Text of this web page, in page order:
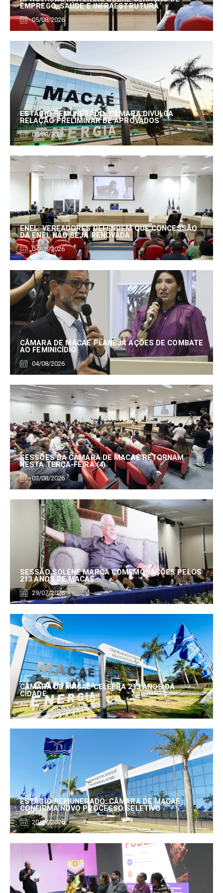
EMPREGO, SAÚDE E INFRAESTRUTURA
05/08/2026
ESTÁGIO REMUNERADO: CÂMARA DIVULGA
RELAÇÃO PRELIMINAR DE APROVADOS
05/08/2026
ENEL: VEREADORES DEFENDEM QUE CONCESSÃO
DA ENEL NÃO SEJA RENOVADA
04/08/2026
CÂMARA DE MACAÉ PLANEJA AÇÕES DE COMBATE
AO FEMINICÍDIO
04/08/2026
SESSÕES DA CÂMARA DE MACAÉ RETORNAM
NESTA TERÇA-FEIRA (4)
03/08/2026
SESSÃO SOLENE MARCA COMEMORAÇÕES PELOS
213 ANOS DE MACAÉ
29/07/2026
CÂMARA DE MACAÉ CELEBRA 213 ANOS DA
CIDADE
27/07/2026
ESTÁGIO REMUNERADO: CÂMARA DE MACAÉ
CONFIRMA NOVO PROCESSO SELETIVO
20/07/2026